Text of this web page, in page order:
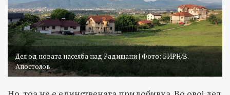
Дел од новата населба над Радишани | Фото: БИРН/В.
Апостолов